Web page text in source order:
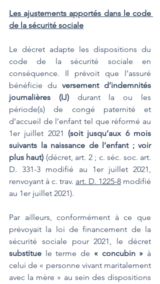
Les ajustements apportés dans le code
de la sécurité sociale
Le décret adapte les dispositions du
code de la sécurité sociale en
conséquence. Il prévoit que l’assuré
bénéficie du versement d’indemnités
journalières (IJ) durant la ou les
période(s) de congé paternité et
d’accueil de l’enfant tel que réformé au
1er juillet 2021 (soit jusqu’aux 6 mois
suivants la naissance de l’enfant ; voir
plus haut) (décret, art. 2 ; c. séc. soc. art.
D. 331-3 modifié au 1er juillet 2021,
renvoyant à c. trav. art. D. 1225-8 modifié
au 1er juillet 2021).
Par ailleurs, conformément à ce que
prévoyait la loi de financement de la
substitue le terme de « concubin » à
celui de « personne vivant maritalement
avec la mère » au sein des dispositions